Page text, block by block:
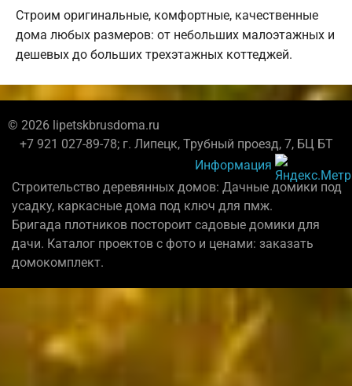
Строим оригинальные, комфортные, качественные
дома любых размеров: от небольших малоэтажных и
дешевых до больших трехэтажных коттеджей.
© 2026 lipetskbrusdoma.ru
+7 921 027-89-78; г. Липецк, Трубный проезд, 7, БЦ БТ
Информация
Строительство деревянных домов: Дачные домики под
усадку, каркасные дома под ключ для пмж.
Бригада плотников постороит садовые домики для
дачи. Каталог проектов с фото и ценами: заказать
домокомплект.